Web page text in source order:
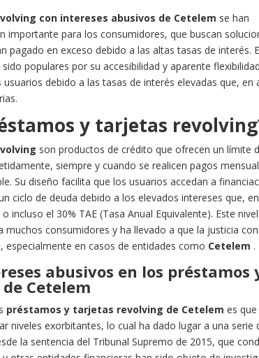
con intereses abusivos de Cetelem se han
importante para los consumidores, que buscan
pagado en exceso debido a las altas tasas de interés.
populares por su accesibilidad y aparente
debido a las tasas de interés elevadas que, en
y tarjetas
son productos de crédito que ofrecen un límite
siempre y cuando se realicen pagos
Su diseño facilita que los usuarios accedan a
ciclo de deuda debido a los elevados intereses que, en
incluso el 30% TAE (Tasa Anual Equivalente). Este
muchos consumidores y ha llevado a que la justicia
en casos de entidades como Cetelem .
abusivos en los préstamos
Cetelem
préstamos y tarjetas revolving de Cetelem es que
niveles exorbitantes, lo cual ha dado lugar a una serie
la sentencia del Tribunal Supremo de 2015, que